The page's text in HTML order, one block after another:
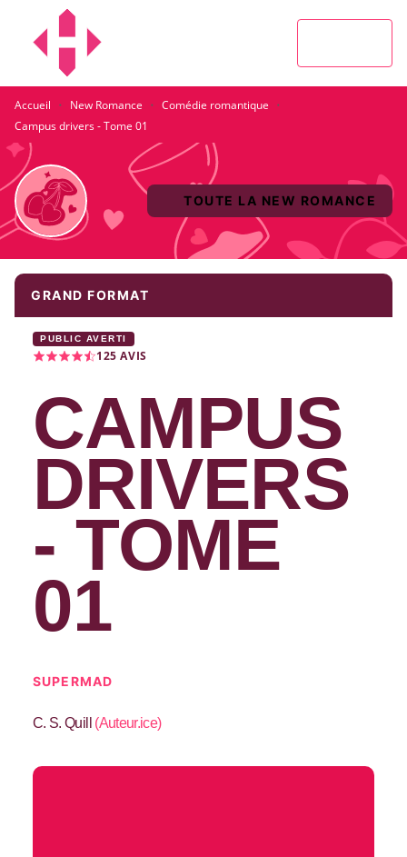
MENU
Accueil · New Romance · Comédie romantique ·
Campus drivers - Tome 01
TOUTE LA NEW ROMANCE
GRAND FORMAT
PUBLIC AVERTI
125 AVIS
CAMPUS
DRIVERS
- TOME
01
SUPERMAD
C. S. Quill (Auteur.ice)